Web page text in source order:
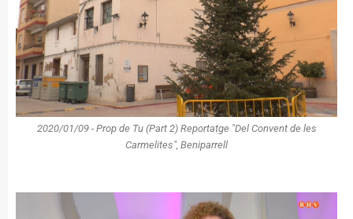
2020/01/09 - Prop de Tu (Part 2) Reportatge "Del Convent de les
Carmelites", Beniparrell